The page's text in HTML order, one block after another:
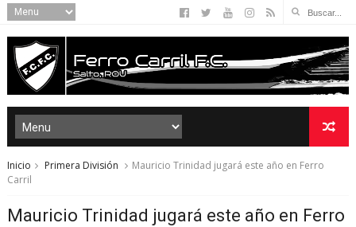
Inicio Primera División
Mauricio Trinidad jugará este año en Ferro
Carril
Mauricio Trinidad jugará este año en Ferro